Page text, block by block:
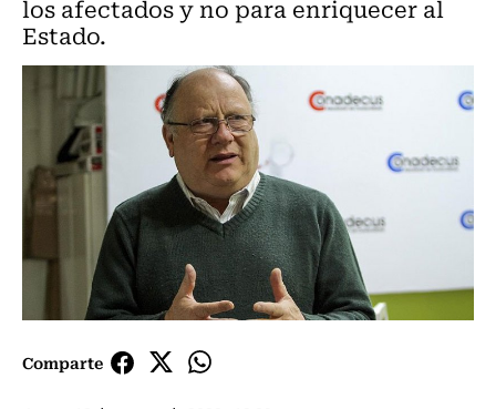
los afectados y no para enriquecer al
Estado.
Comparte